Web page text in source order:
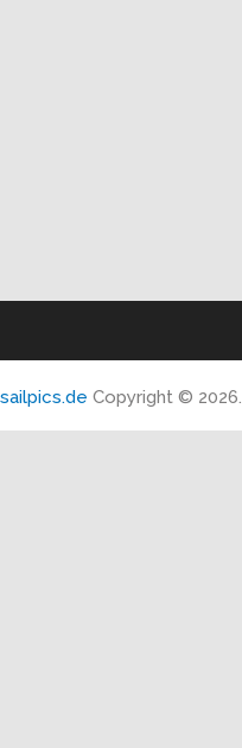
sailpics.de Copyright © 2026.